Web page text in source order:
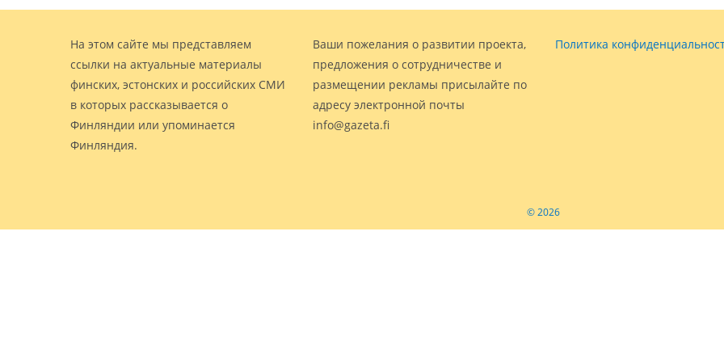
На этом сайте мы представляем
ссылки на актуальные материалы
финских, эстонских и российских СМИ
в которых рассказывается о
Финляндии или упоминается
Финляндия.
Ваши пожелания о развитии проекта,
предложения о сотрудничестве и
размещении рекламы присылайте по
адресу электронной почты
info@gazeta.fi
Политика
© 2026